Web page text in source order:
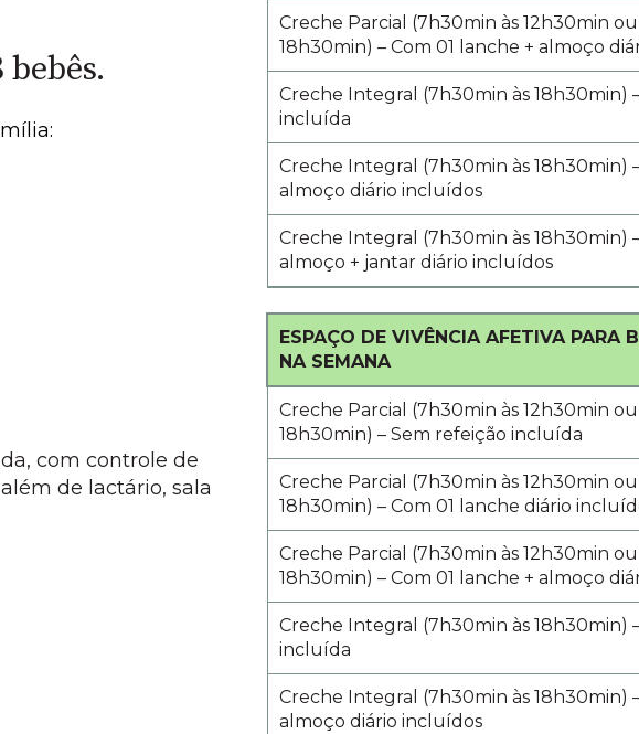
com controle de
de lactário, sala
Creche Parcial (7h30min às 12h30min ou
18h30min) – Com 01 lanche + almoço
Creche Integral (7h30min às 18h30min)
incluída
Creche Integral (7h30min às 18h30min)
almoço diário incluídos
Creche Integral (7h30min às 18h30min)
almoço + jantar diário incluídos
ESPAÇO DE VIVÊNCIA AFETIVA PARA
NA SEMANA
Creche Parcial (7h30min às 12h30min
18h30min) – Sem refeição incluída
Creche Parcial (7h30min às 12h30min
18h30min) – Com 01 lanche diário
Creche Parcial (7h30min às 12h30min
18h30min) – Com 01 lanche + almoço
Creche Integral (7h30min às 18h30min)
incluída
Creche Integral (7h30min às 18h30min)
almoço diário incluídos